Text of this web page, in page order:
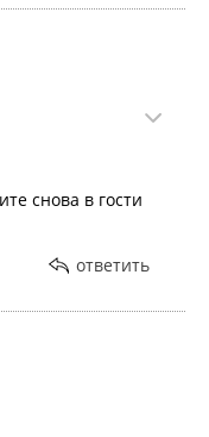
снова в гости
ответить